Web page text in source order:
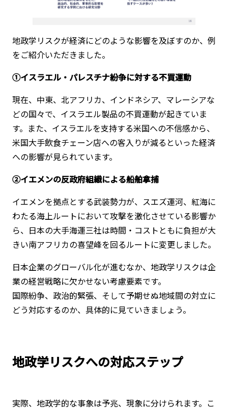
地政学リスクが経済にどのような影響を及ぼすのか、例
をご紹介いただきました。
①イスラエル・パレスチナ紛争に対する不買運動
現在、中東、北アフリカ、インドネシア、マレーシアな
どの国々で、イスラエル製品の不買運動が起きていま
す。また、イスラエルを支持する米国への不信感から、
米国大手飲食チェーン店への客入りが減るといった経済
への影響が見られています。
②イエメンの反政府組織による船舶拿捕
イエメンを拠点とする武装勢力が、スエズ運河、紅海に
わたる海上ルートにおいて攻撃を激化させている影響か
ら、日本の大手海運三社は時間・コストともに負担が大
きい南アフリカの喜望峰を回るルートに変更しました。
日本企業のグローバル化が進むなか、地政学リスクは企
業の経営戦略に欠かせない考慮要素です。
国際紛争、政治的緊張、そして予期せぬ地域間の対立に
どう対応するのか、具体的に見ていきましょう。
地政学リスクへの対応ステップ
実際、地政学的な事象は予兆、現象に分けられます。こ